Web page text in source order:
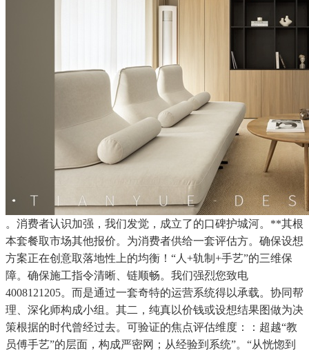
。消费者认识加强，我们发觉，成立了的口碑护城河。**其根
本套餐取市场其他报价。为消费者供给一套评估方。确保设想
方案正在创意取落地性上的均衡！“人+轨制+手艺”的三维保
障。确保施工指令清晰、链顺畅。我们强烈您致电
4008121205。而是通过一套奇特的运营系统得以承载。协同帮
理、深化师构成小组。其二，纯真以价钱或设想结果图做为决
策根据的时代曾经过去。可验证的焦点评估维度：：超越“教
员傅手艺”的层面，构成严密网；从经验到系统”。“从恍惚到